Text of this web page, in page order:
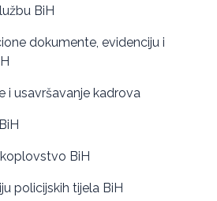
BiH
dokumente, evidenciju i
i usavršavanje kadrova
BiH
policijskih tijela BiH